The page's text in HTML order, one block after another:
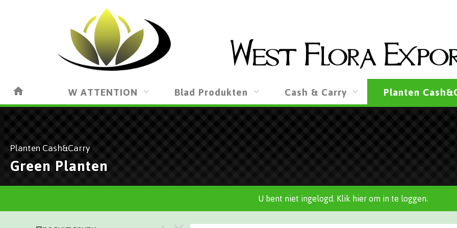
W ATTENTION Blad Produkten Cash & Carry Planten
Planten Cash&Carry
Green Planten
U bent niet ingelogd. Klik hier om in te loggen.